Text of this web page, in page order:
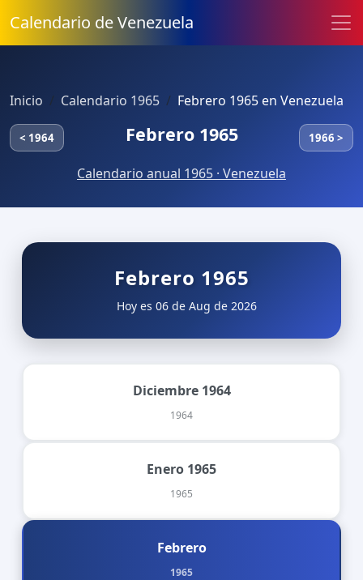
Calendario de Venezuela
Inicio Calendario 1965 Febrero 1965 en Venezuela
< 1964 Febrero 1965 1966 >
Calendario anual 1965 · Venezuela
Febrero 1965
Hoy es 06 de Aug de 2026
Diciembre 1964
1964
Enero 1965
1965
Febrero
1965